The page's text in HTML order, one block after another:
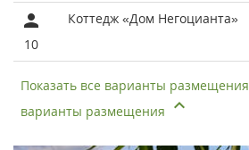
10
Коттедж «Дом Негоцианта»
Показать все варианты размещения
варианты размещения